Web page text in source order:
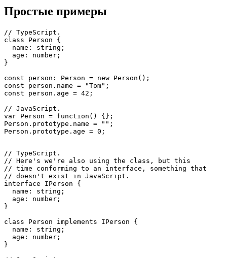
Если проект начинается с нуля, обычно лучше всего
код и поддерживать его в долгосрочной перспективе.
Простые примеры
class Person {
  name: string;
  age: number;
const person: Person = new Person();
const person.name = "Tom";
const person.age = 42;
// JavaScript.
var Person = function() {};
Person.prototype.name = "";
Person.prototype.age = 0;
// TypeScript.
// Here's we're also using the class, but this
// time conforming to an interface, something that
// doesn't exist in JavaScript.
interface IPerson {
  name: string;
  age: number;
}